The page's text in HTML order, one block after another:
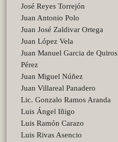
José Reyes Torrejón
Juan Antonio Polo
Juan José Zaldivar Ortega
Juan López Vela
Juan Manuel Garcia de Quiros
Pérez
Juan Miguel Núñez
Juan Villareal Panadero
Lic. Gonzalo Ramos Aranda
Luis Ángel Iñigo
Luis Ramón Carazo
Luis Rivas Asencio